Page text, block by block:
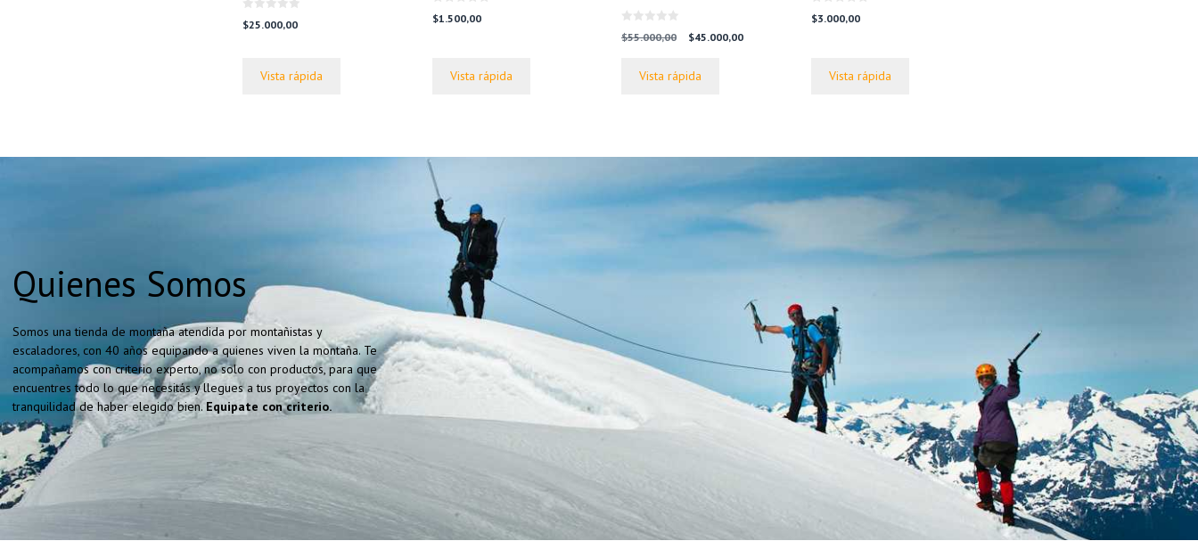
0
d
$25.000,00
Vista rápida
0
d
$1.500,00
Vista rápida
0
d
$55.000,00
El
era:
$45.000,00El
Vista rápida
0
d
$3.000,00
Vista rápida
Quienes Somos
Somos una tienda de montaña atendida por montañistas y
escaladores, con 40 años equipando a quienes viven la montaña. Te
acompañamos con criterio experto, no solo con productos, para que
encuentres todo lo que necesitás y llegues a tus proyectos con la
tranquilidad de haber elegido bien.Equipate con criterio.